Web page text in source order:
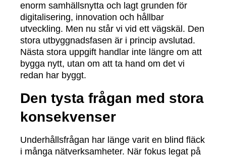
enorm samhällsnytta och lagt grunden för
digitalisering, innovation och hållbar
utveckling. Men nu står vi vid ett vägskäl. Den
stora utbyggnadsfasen är i princip avslutad.
Nästa stora uppgift handlar inte längre om att
bygga nytt, utan om att ta hand om det vi
redan har byggt.
Den tysta frågan med stora
konsekvenser
Underhållsfrågan har länge varit en blind fläck
i många nätverksamheter. När fokus legat på